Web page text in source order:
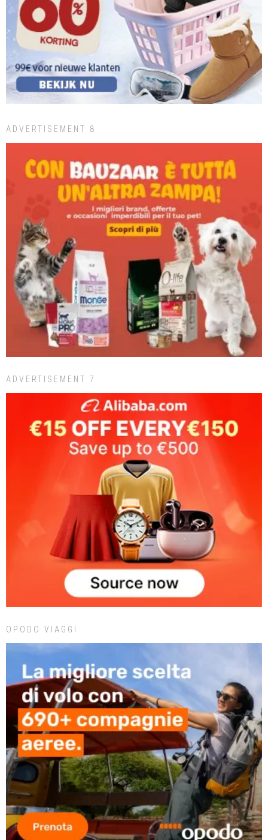
ADVERTISEMENT 8
ADVERTISEMENT 7
OPODO VIAGGI